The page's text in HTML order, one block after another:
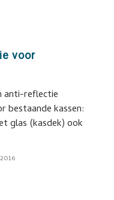
voor
anti-reflectie
bestaande kassen:
glas (kasdek) ook